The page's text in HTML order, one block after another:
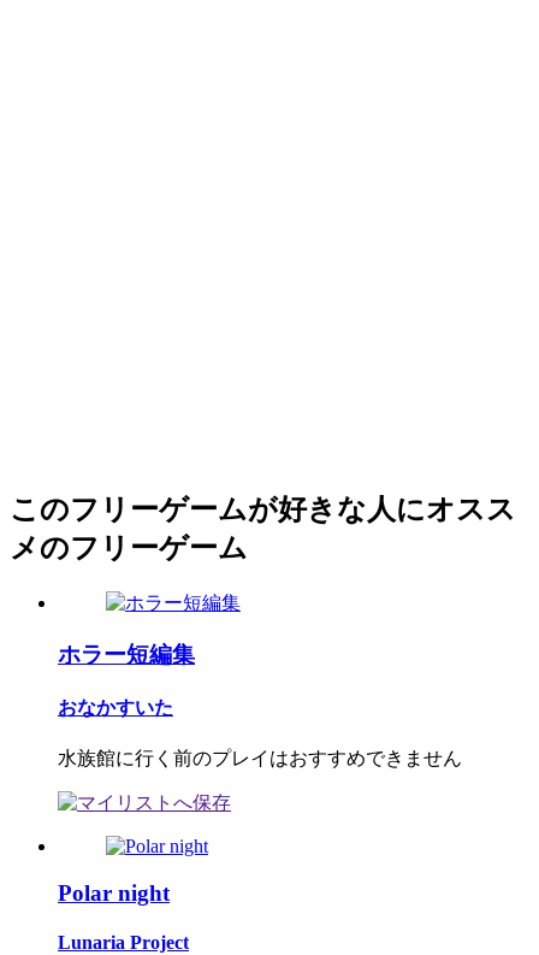
このフリーゲームが好きな人にオスス
メのフリーゲーム
ホラー短編集
おなかすいた
水族館に行く前のプレイはおすすめできません
Polar night
Lunaria Project